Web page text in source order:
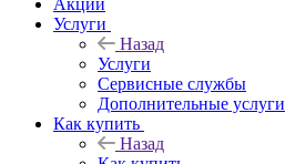
Акции
Услуги
Назад
Услуги
Сервисные службы
Дополнительные услуги
Как купить
Назад